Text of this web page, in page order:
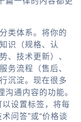
类体系。将你的
识（规格、认
、技术更新）、
务流程（售后、
沉淀。现在很多
沟通内容的功能。
设置标签，将每
问答”或“价格谈